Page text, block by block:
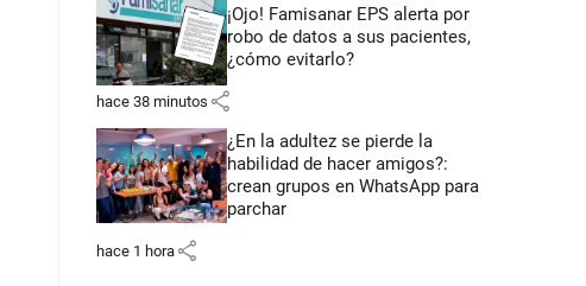
¡Ojo! Famisanar EPS alerta por
robo de datos a sus pacientes,
¿cómo evitarlo?
hace 38 minutos share
¿En la adultez se pierde la
habilidad de hacer amigos?:
crean grupos en WhatsApp para
parchar
hace 1 hora share